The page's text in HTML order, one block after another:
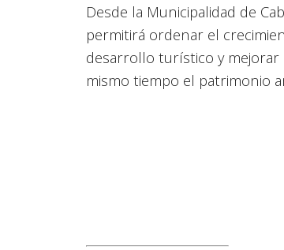
Desde la Municipalidad de
permitirá ordenar el
desarrollo turístico y mejorar
mismo tiempo el patrimonio